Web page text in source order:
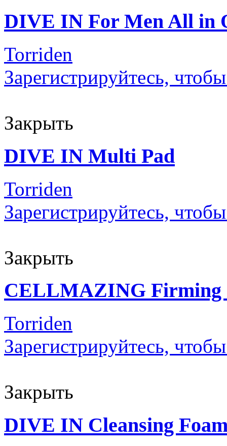
DIVE IN For Men All in
Torriden
Зарегистрируйтесь,
Закрыть
DIVE IN Multi Pad
Torriden
Зарегистрируйтесь,
Закрыть
CELLMAZING Firming
Torriden
Зарегистрируйтесь,
Закрыть
DIVE IN Cleansing